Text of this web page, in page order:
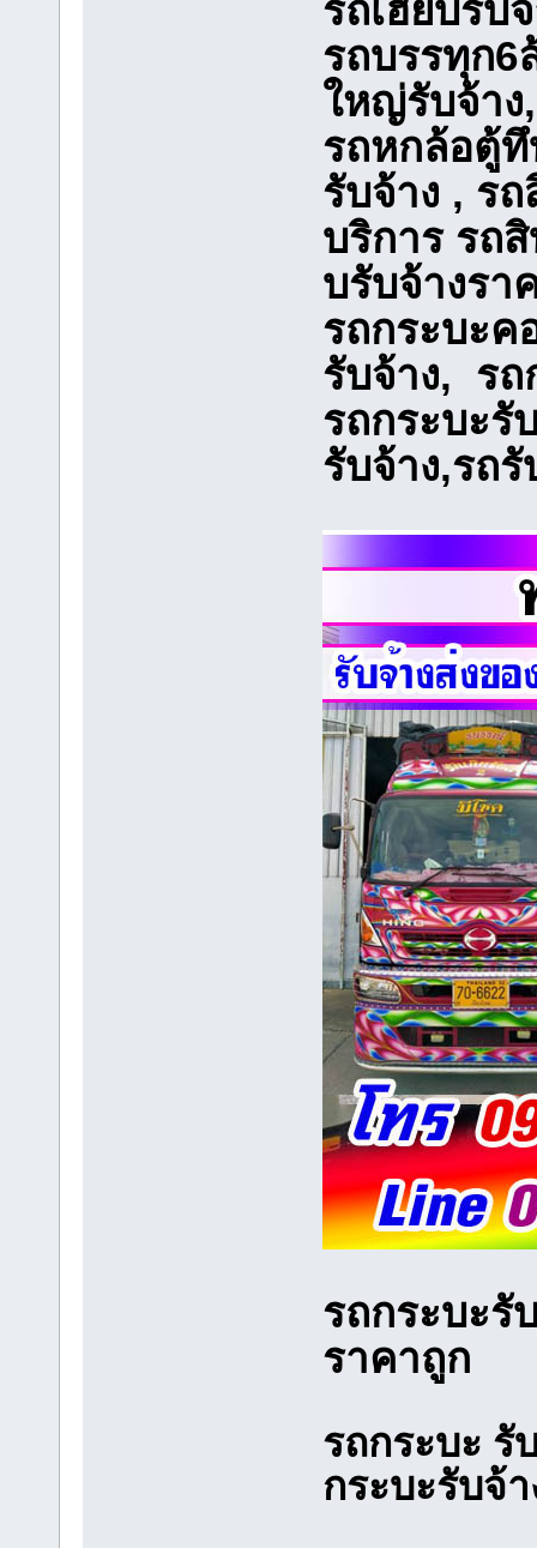
รถเฮี๊ยบรับ
รถบรรทุก6
ใหญ่รับจ้าง
รถหกล้อตู้ทึ
รับจ้าง , ร
บริการ รถ
บรับจ้างรา
รถกระบะค
รับจ้าง, รถ
รถกระบะรั
รับจ้าง,รถ
รถกระบะรั
ราคาถูก
รถกระบะ รั
กระบะรับจ้